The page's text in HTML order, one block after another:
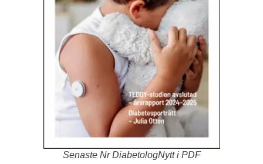
Senaste Nr DiabetologNytt i PDF